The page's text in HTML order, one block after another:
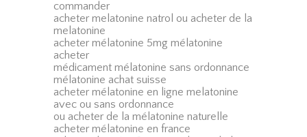
commander
acheter melatonine natrol ou acheter de la
melatonine
acheter mélatonine 5mg mélatonine
acheter
médicament mélatonine sans ordonnance
mélatonine achat suisse
acheter mélatonine en ligne melatonine
avec ou sans ordonnance
ou acheter de la mélatonine naturelle
acheter mélatonine en france